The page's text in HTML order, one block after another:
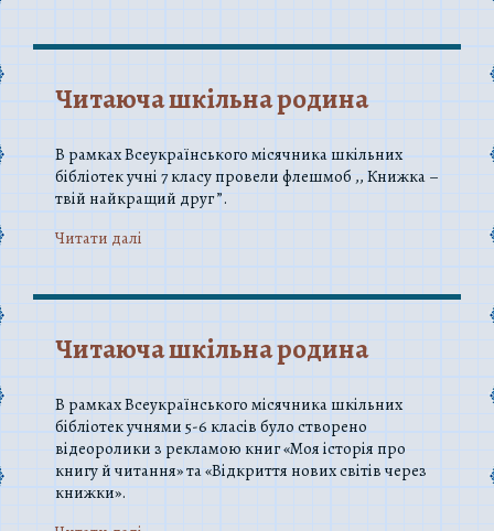
Читаюча шкільна родина
В рамках Всеукраїнського місячника шкільних
бібліотек учні 7 класу провели флешмоб ,, Книжка –
твій найкращий друг ”.
Читати далi
Читаюча шкільна родина
В рамках Всеукраїнського місячника шкільних
бібліотек учнями 5-6 класів було створено
відеоролики з рекламою книг «Моя історія про
книгу й читання» та «Відкриття нових світів через
книжки».